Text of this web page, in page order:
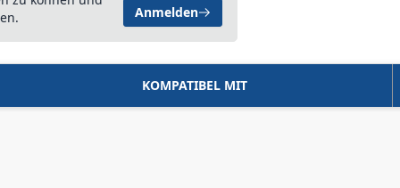
Anmelden
KOMPATIBEL MIT